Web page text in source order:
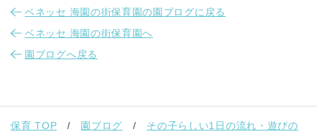
ベネッセ 海園の街保育園の園ブログに戻る
ベネッセ 海園の街保育園へ
園ブログへ戻る
保育 TOP 園ブログ
その子らしい1日の流れ・遊びの